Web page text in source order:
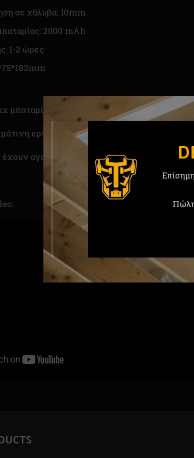
σε χάλυβα: 10mm
2000 mAh
1-2 ώρες
μπαταρίες, 1 τμχ φορτιστή, 1 τμχ
εργαλειοθήκη
αγοράσει το ξεχωρίζουν κυρίως γιατί